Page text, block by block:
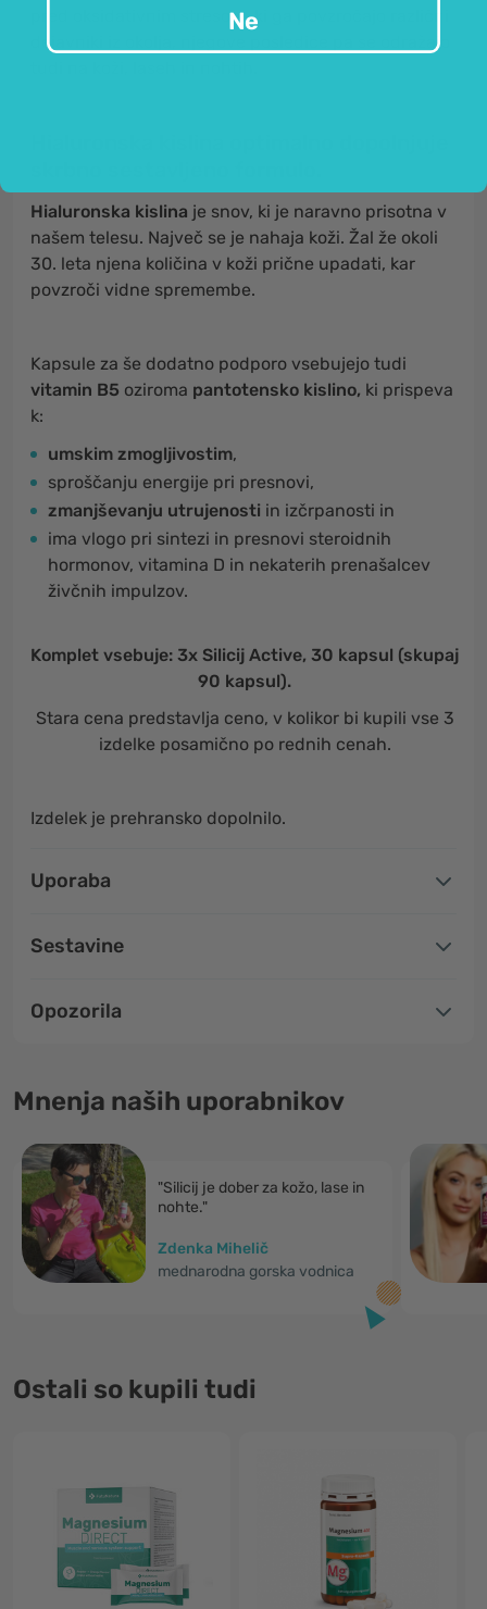
pred oksidativnim stresom, ki ga povzročajo različni
dejavniki iz okolja, njegove posledice pa se odražajo
Hialuronska kislina je snov, ki je naravno prisotna v
našem telesu. Največ se je nahaja koži. Žal že okoli
30. leta njena količina v koži prične upadati, kar
povzroči vidne spremembe.
Kapsule za še dodatno podporo vsebujejo tudi
vitamin B5 oziroma pantotensko kislino, ki prispeva
k:
umskim zmogljivostim,
sproščanju energije pri presnovi,
zmanjševanju utrujenosti in izčrpanosti in
ima vlogo pri sintezi in presnovi steroidnih
hormonov, vitamina D in nekaterih prenašalcev
živčnih impulzov.
Komplet vsebuje: 3x Silicij Active, 30 kapsul (skupaj
90 kapsul).
Stara cena predstavlja ceno, v kolikor bi kupili vse 3
izdelke posamično po rednih cenah.
Izdelek je prehransko dopolnilo.
Uporaba
Sestavine
Opozorila
Mnenja naših uporabnikov
"Silicij je dober za kožo, lase in
nohte."
Zdenka Mihelič
mednarodna gorska vodnica
Ostali so kupili tudi
Ne